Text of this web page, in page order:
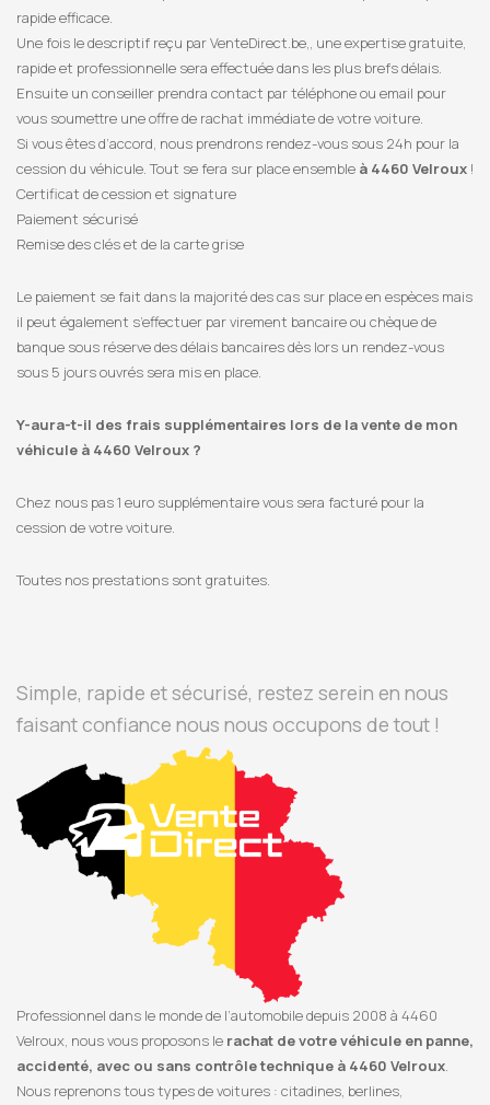
rapide efficace.
Une fois le descriptif reçu par VenteDirect.be,, une expertise gratuite,
rapide et professionnelle sera effectuée dans les plus brefs délais.
Ensuite un conseiller prendra contact par téléphone ou email pour
vous soumettre une offre de rachat immédiate de votre voiture.
Si vous êtes d’accord, nous prendrons rendez-vous sous 24h pour la
cession du véhicule. Tout se fera sur place ensemble à 4460 Velroux !
Certificat de cession et signature
Paiement sécurisé
Remise des clés et de la carte grise
Le paiement se fait dans la majorité des cas sur place en espèces mais
il peut également s’effectuer par virement bancaire ou chèque de
banque sous réserve des délais bancaires dès lors un rendez-vous
sous 5 jours ouvrés sera mis en place.
Y-aura-t-il des frais supplémentaires lors de la vente de mon
véhicule à 4460 Velroux ?
Chez nous pas 1 euro supplémentaire vous sera facturé pour la
cession de votre voiture.
Toutes nos prestations sont gratuites.
Simple, rapide et sécurisé, restez serein en nous
faisant confiance nous nous occupons de tout !
Professionnel dans le monde de l’automobile depuis 2008 à 4460
Velroux, nous vous proposons le rachat de votre véhicule en panne,
accidenté, avec ou sans contrôle technique à 4460 Velroux.
Nous reprenons tous types de voitures : citadines, berlines,